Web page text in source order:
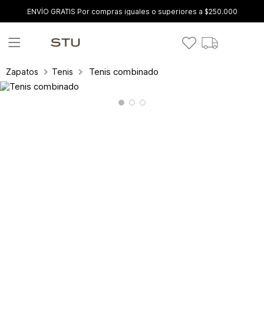
ENVÍO GRATIS Por compras iguales o superiores a $250.000
Zapatos Tenis Tenis combinado